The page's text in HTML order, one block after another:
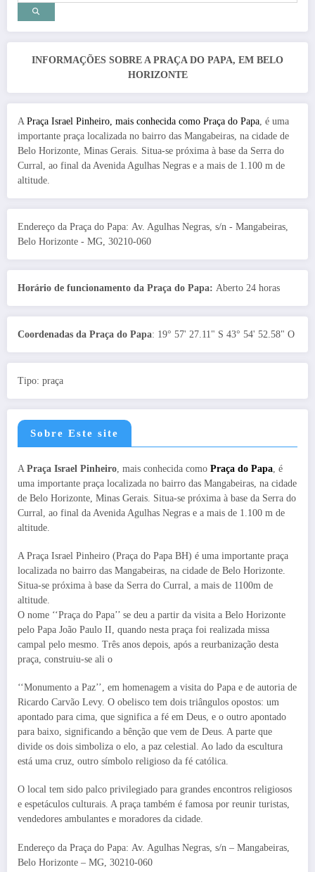
INFORMAÇÕES SOBRE A PRAÇA DO PAPA, EM BELO
HORIZONTE
A Praça Israel Pinheiro, mais conhecida como Praça do Papa , é uma
importante praça localizada no bairro das Mangabeiras, na cidade de
Belo Horizonte, Minas Gerais. Situa-se próxima à base da Serra do
Curral, ao final da Avenida Agulhas Negras e a mais de 1.100 m de
altitude.
Endereço da Praça do Papa: Av. Agulhas Negras, s/n - Mangabeiras,
Belo Horizonte - MG, 30210-060
Horário de funcionamento da Praça do Papa: Aberto 24 horas
Coordenadas da Praça do Papa: 19° 57' 27.11" S 43° 54' 52.58" O
Tipo: praça
Sobre Este site
A Praça Israel Pinheiro , mais conhecida como Praça do Papa , é
uma importante praça localizada no bairro das Mangabeiras, na cidade
de Belo Horizonte, Minas Gerais. Situa-se próxima à base da Serra do
Curral, ao final da Avenida Agulhas Negras e a mais de 1.100 m de
altitude.
A Praça Israel Pinheiro (Praça do Papa BH) é uma importante praça
localizada no bairro das Mangabeiras, na cidade de Belo Horizonte.
Situa-se próxima à base da Serra do Curral, a mais de 1100m de
altitude.
O nome ‘‘Praça do Papa’’ se deu a partir da visita a Belo Horizonte
pelo Papa João Paulo II, quando nesta praça foi realizada missa
campal pelo mesmo. Três anos depois, após a reurbanização desta
praça, construiu-se ali o
‘‘Monumento a Paz’’, em homenagem a visita do Papa e de autoria de
Ricardo Carvão Levy. O obelisco tem dois triângulos opostos: um
apontado para cima, que significa a fé em Deus, e o outro apontado
para baixo, significando a bênção que vem de Deus. A parte que
divide os dois simboliza o elo, a paz celestial. Ao lado da escultura
está uma cruz, outro símbolo religioso da fé católica.
O local tem sido palco privilegiado para grandes encontros religiosos
e espetáculos culturais. A praça também é famosa por reunir turistas,
vendedores ambulantes e moradores da cidade.
Endereço da Praça do Papa: Av. Agulhas Negras, s/n – Mangabeiras,
Belo Horizonte – MG, 30210-060